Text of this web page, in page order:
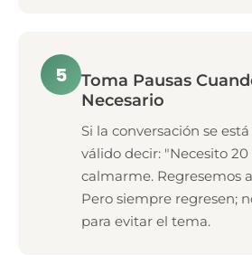
5
Toma Pausas
Necesario
Si la conversación se
válido decir: "Necesito
calmarme. Regresemos
Pero siempre regresen;
para evitar el tema.